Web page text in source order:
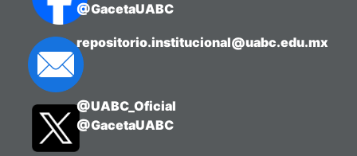
@GacetaUABC
repositorio.institucional@uabc.edu.mx
@UABC_Oficial
@GacetaUABC